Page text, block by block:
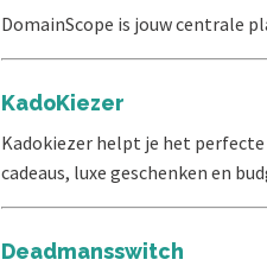
DomainScope is jouw centrale
KadoKiezer
Kadokiezer helpt je het perfecte
cadeaus, luxe geschenken en
Deadmansswitch